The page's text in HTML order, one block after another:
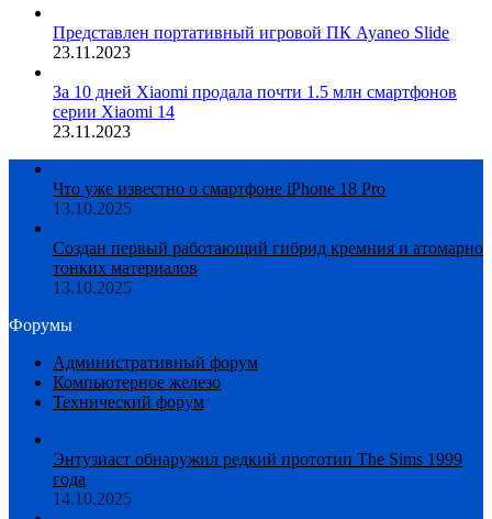
Представлен портативный игровой ПК Ayaneo Slide
23.11.2023
За 10 дней Xiaomi продала почти 1.5 млн смартфонов
серии Xiaomi 14
23.11.2023
Что уже известно о смартфоне iPhone 18 Pro
13.10.2025
Создан первый работающий гибрид кремния и атомарно
тонких материалов
13.10.2025
Форумы
Административный форум
Компьютерное железо
Технический форум
Энтузиаст обнаружил редкий прототип The Sims 1999
года
14.10.2025